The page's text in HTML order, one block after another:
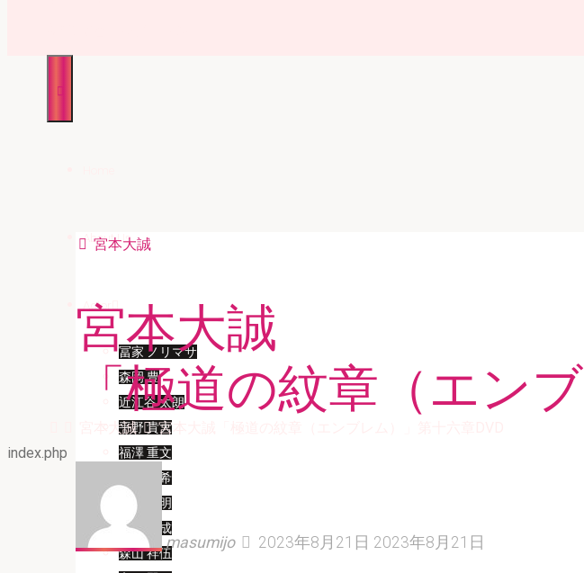
About Us
Actor
冨家 ノリマサ
森岡 豊
近江谷 太朗
平野 貴大
福澤 重文
大串 有希
松延 知明
櫻井 勝成
森山 祥伍
宮本大誠
宮本大誠「極道の紋章（エンブレム）」第十六章DVD
index.php
宮本大誠
宮本大誠
「極道の紋章（エン
masumijo 2023年8月21日 2023年8月21日